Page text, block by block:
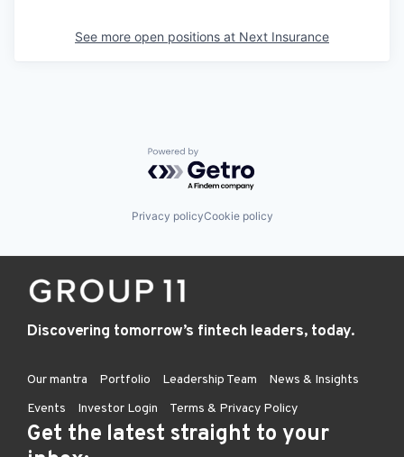
See more open positions at Next Insurance
Powered by Getro.com
Privacy policyCookie policy
Discovering tomorrow’s fintech leaders, today.
Our mantra Portfolio Leadership Team
News & Insights
Events
Investor Login Terms & Privacy Policy
Get the latest straight to your